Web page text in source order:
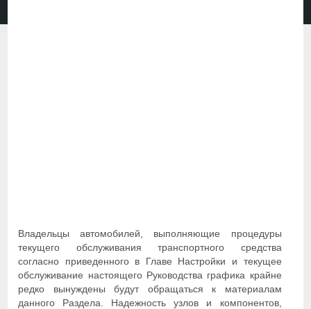
Владельцы автомобилей, выполняющие процедуры
текущего обслуживания транспортного средства
согласно приведенного в Главе Настройки и текущее
обслуживание настоящего Руководства графика крайне
редко вынуждены будут обращаться к материалам
данного Раздела. Надежность узлов и компонентов,